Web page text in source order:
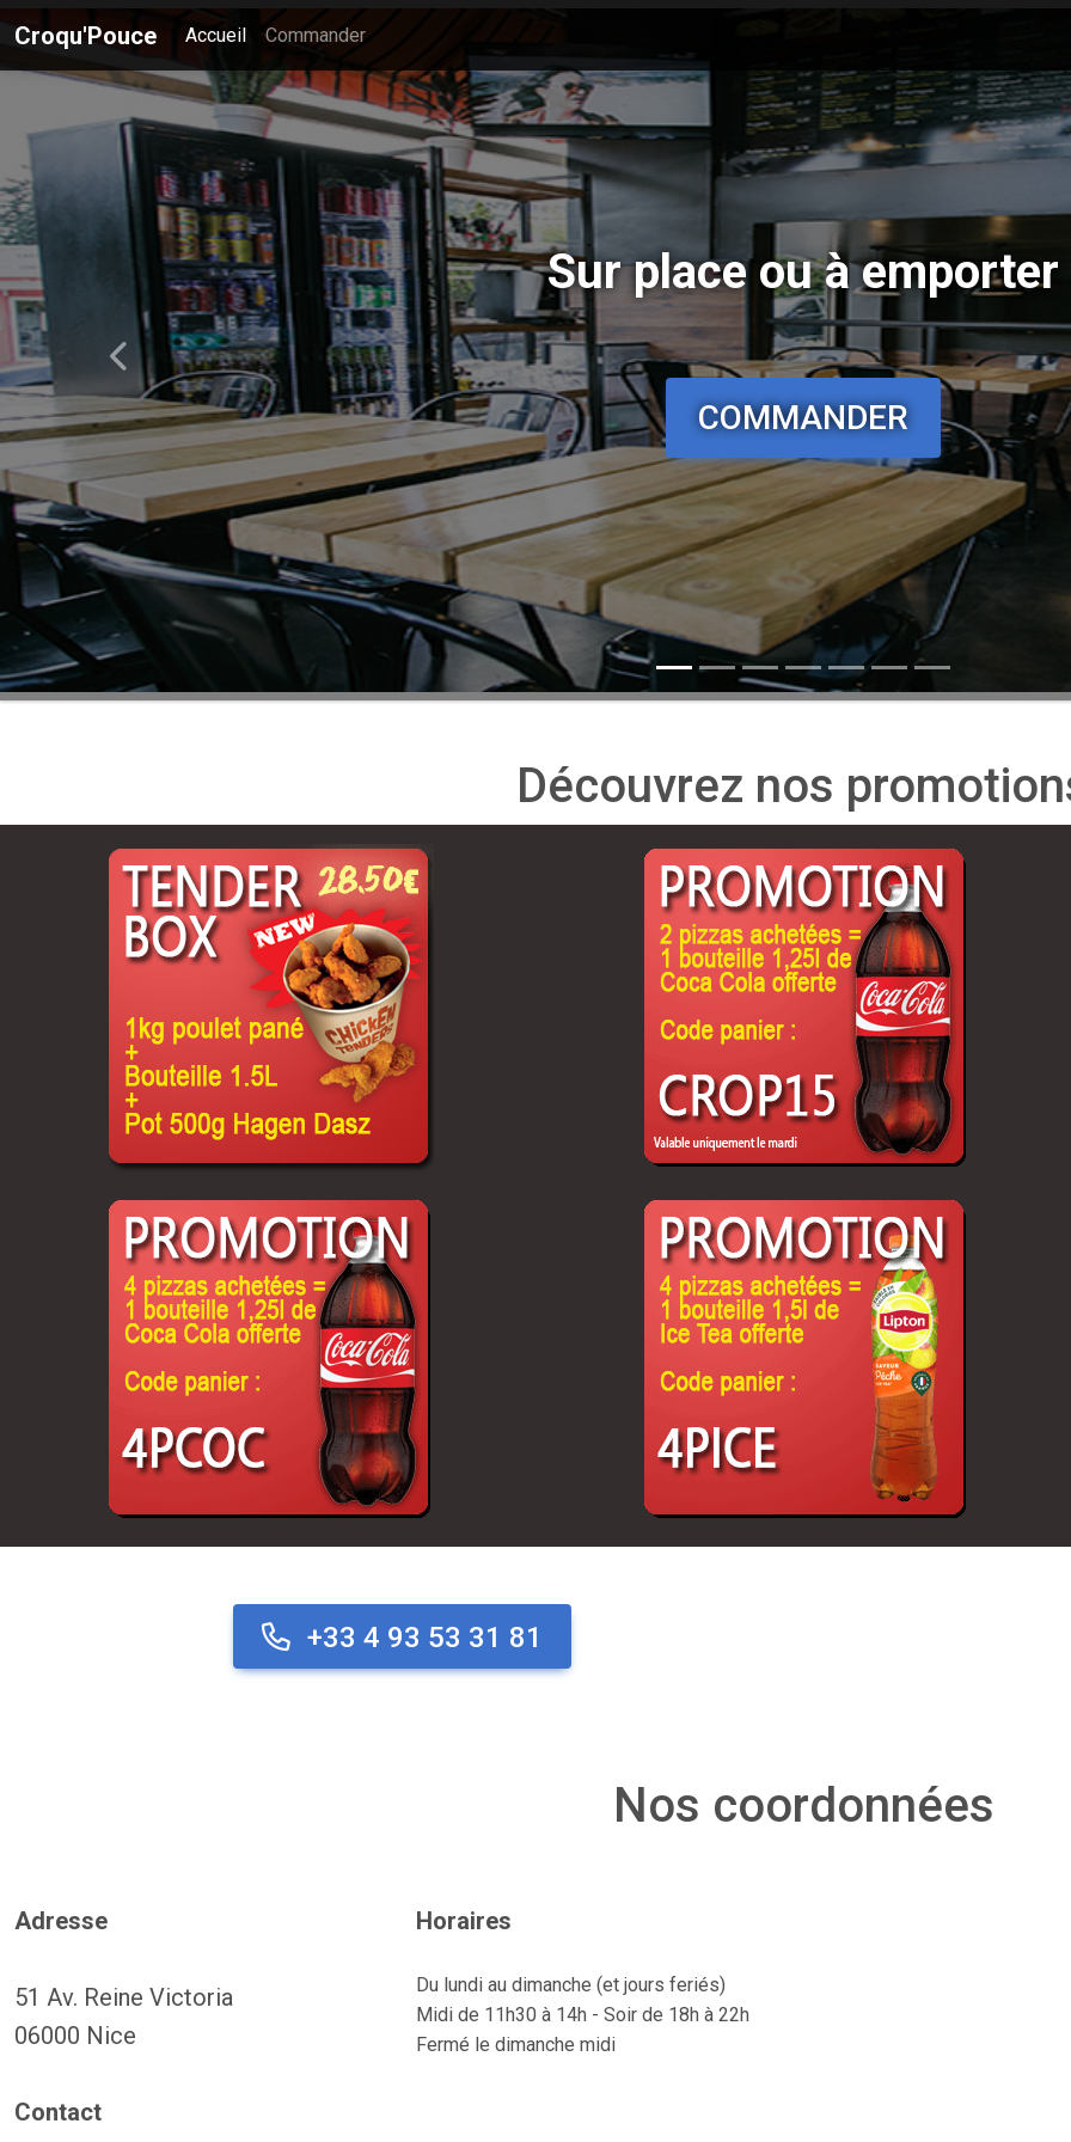
Croqu'Pouce Accueil Commander
Sur place ou à emporter
COMMANDER
Découvrez notre Tender
Dégustez-la à plusieurs
COMMANDER
Précédent
Découvrez nos
+33 4 93 53 31 81
Nos coordonnées
Adresse
51 Av. Reine Victoria
06000 Nice
Contact
Horaires
Du lundi au dimanche (et jours feriés)
Midi de 11h30 à 14h - Soir de 18h à 22h
Fermé le dimanche midi